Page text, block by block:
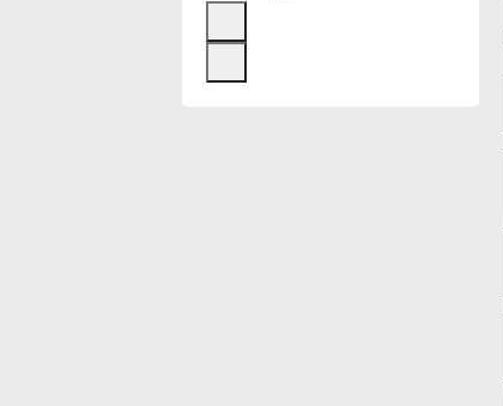
Français